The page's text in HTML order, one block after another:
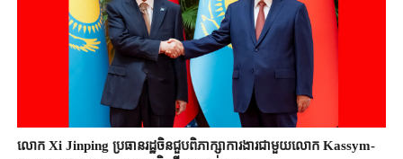
លោក Xi Jinping ប្រធានរដ្ឋចិន​ជួបពិភាក្សា​ការងារជាមួយ​លោក Kassym-